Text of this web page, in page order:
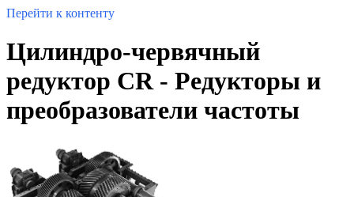
Перейти к контенту
Цилиндро-червячный
редуктор СR - Редукторы и
преобразователи частоты